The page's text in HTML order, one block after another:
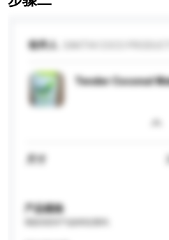
收件人
Tender Coconut
产品规格